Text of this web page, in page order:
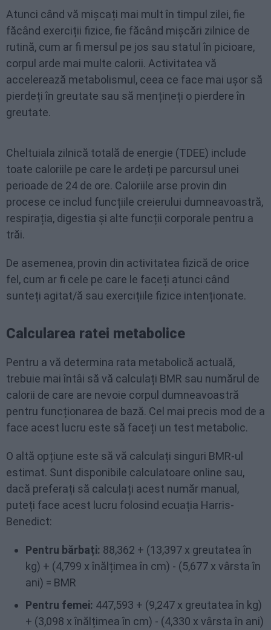
Atunci când vă mișcați mai mult în timpul zilei, fie
făcând exerciții fizice, fie făcând mișcări zilnice de
rutină, cum ar fi mersul pe jos sau statul în picioare,
corpul arde mai multe calorii. Activitatea vă
accelerează metabolismul, ceea ce face mai ușor să
pierdeți în greutate sau să mențineți o pierdere în
greutate.
Cheltuiala zilnică totală de energie (TDEE) include
toate caloriile pe care le ardeți pe parcursul unei
perioade de 24 de ore. Caloriile arse provin din
procese ce includ funcțiile creierului dumneavoastră,
respirația, digestia și alte funcții corporale pentru a
trăi.
De asemenea, provin din activitatea fizică de orice
fel, cum ar fi cele pe care le faceți atunci când
sunteți agitat/ă sau exercițiile fizice intenționate.
Calcularea ratei metabolice
Pentru a vă determina rata metabolică actuală,
trebuie mai întâi să vă calculați BMR sau numărul de
calorii de care are nevoie corpul dumneavoastră
pentru funcționarea de bază. Cel mai precis mod de a
face acest lucru este să faceți un test metabolic.
O altă opțiune este să vă calculați singuri BMR-ul
estimat. Sunt disponibile calculatoare online sau,
dacă preferați să calculați acest număr manual,
puteți face acest lucru folosind ecuația Harris-
Benedict:
Pentru bărbați: 88,362 + (13,397 x greutatea în
kg) + (4,799 x înălțimea în cm) - (5,677 x vârsta în
ani) = BMR
Pentru femei: 447,593 + (9,247 x greutatea în kg)
+ (3,098 x înălțimea în cm) - (4,330 x vârsta în ani)